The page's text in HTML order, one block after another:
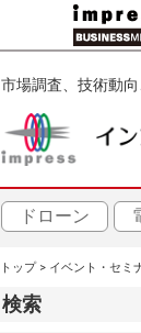
市場調査、技術動
ドローン
パ
トップ イベント・セミ
検索